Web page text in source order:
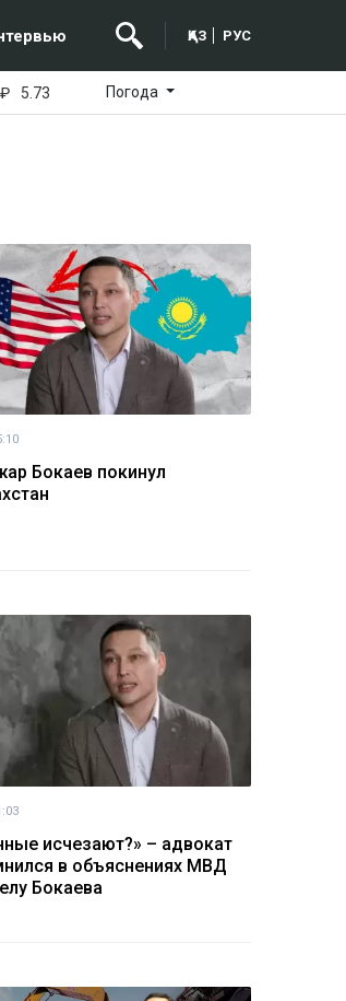
ҚАЗ РУС
₽ 5.73 Погода
Бокаев покинул
исчезают?» – адвокат
в объяснениях МВД
Бокаева